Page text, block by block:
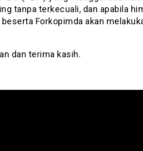
tanpa terkecuali, dan apabila
Forkopimda akan
dan terima kasih.